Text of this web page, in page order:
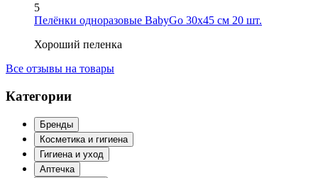
5
Пелёнки одноразовые BabyGo 30х45 см 20 шт.
Хороший пеленка
Все отзывы на товары
Категории
Бренды
Косметика и гигиена
Гигиена и уход
Аптечка